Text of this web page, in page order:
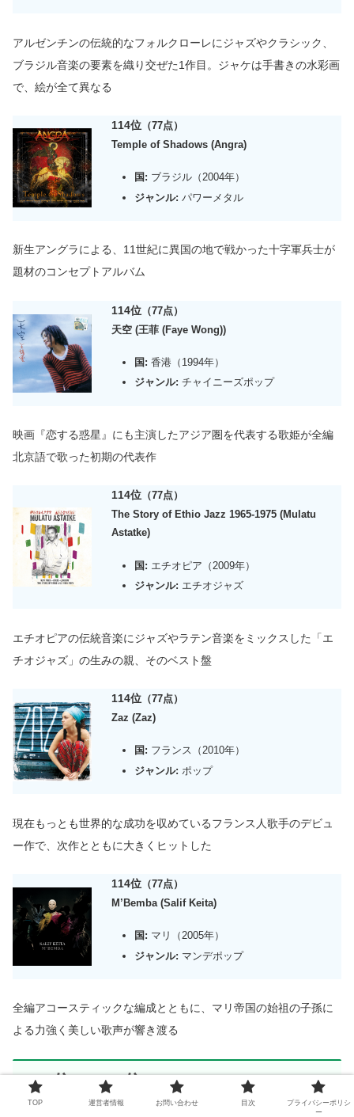
アルゼンチンの伝統的なフォルクローレにジャズやクラシック、
ブラジル音楽の要素を織り交ぜた1作目。ジャケは手書きの水彩画
で、絵が全て異なる
114位 （77点）
Temple of Shadows (Angra)
国: ブラジル（2004年）
ジャンル: パワーメタル
新生アングラによる、11世紀に異国の地で戦かった十字軍兵士が
題材のコンセプトアルバム
114位 （77点）
天空 (王菲 (Faye Wong))
国: 香港（1994年）
ジャンル: チャイニーズポップ
映画『恋する惑星』にも主演したアジア圏を代表する歌姫が全編
北京語で歌った初期の代表作
114位 （77点）
The Story of Ethio Jazz 1965-1975 (Mulatu
Astatke)
国: エチオピア（2009年）
ジャンル: エチオジャズ
エチオピアの伝統音楽にジャズやラテン音楽をミックスした「エ
チオジャズ」の生みの親、そのベスト盤
114位 （77点）
Zaz (Zaz)
国: フランス（2010年）
ジャンル: ポップ
現在もっとも世界的な成功を収めているフランス人歌手のデビュ
ー作で、次作とともに大きくヒットした
114位 （77点）
M’Bemba (Salif Keita)
国: マリ（2005年）
ジャンル: マンデポップ
全編アコースティックな編成とともに、マリ帝国の始祖の子孫に
よる力強く美しい歌声が響き渡る
109位 – 103位
TOP 運営者情報 お問い合わせ 目次
プライバシーポリシ
ー